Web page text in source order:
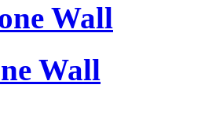
Wall
Wall